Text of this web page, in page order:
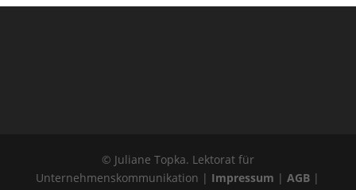
© Juliane Topka. Lektorat für
Unternehmenskommunikation | Impressum |AGB |